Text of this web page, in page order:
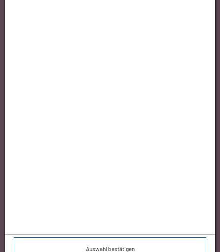
Auswahl bestätigen